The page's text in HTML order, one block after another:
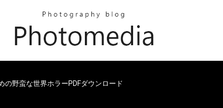
の野蛮な世界ホラーPDFダウンロード